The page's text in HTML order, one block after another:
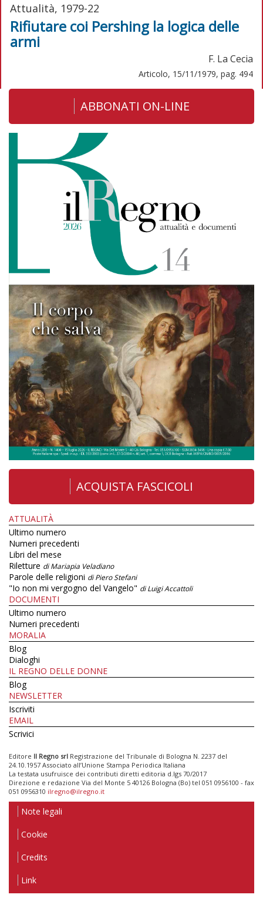
Attualità, 1979-22
Rifiutare coi Pershing la logica delle
armi
F. La Cecia
Articolo, 15/11/1979, pag. 494
ABBONATI ON-LINE
ACQUISTA FASCICOLI
ATTUALITÀ
Ultimo numero
Numeri precedenti
Libri del mese
Riletture di Mariapia Veladiano
Parole delle religioni di Piero Stefani
"Io non mi vergogno del Vangelo" di Luigi Accattoli
DOCUMENTI
Ultimo numero
Numeri precedenti
MORALIA
Blog
Dialoghi
IL REGNO DELLE DONNE
Blog
NEWSLETTER
Iscriviti
EMAIL
Scrivici
Editore Il Regno srl Registrazione del Tribunale di Bologna N. 2237 del
24.10.1957 Associato all’Unione Stampa Periodica Italiana
La testata usufruisce dei contributi diretti editoria d.lgs 70/2017
Direzione e redazione Via del Monte 5 40126 Bologna (Bo) tel 051 0956100 - fax
051 0956310 ilregno@ilregno.it
Note legali
Cookie
Credits
Link